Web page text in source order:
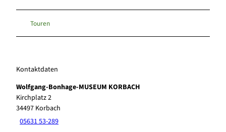
Touren
Kontaktdaten
Wolfgang-Bonhage-MUSEUM KORBACH
Kirchplatz 2
34497 Korbach
05631 53-289